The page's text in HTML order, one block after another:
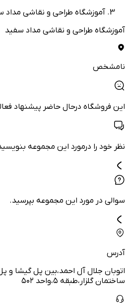
آموزشگاه طراحی و نقاشی مداد
آموزشگاه طراحی و نقاشی مداد سفید
نامشخص
این فروشگاه درحال حاضر پیشنهاد
نظر خود را درمورد این مجموعه
سوالی در مورد این مجموعه بپرسید.
آدرس
اتوبان جلال آل احمد،بین پل گیشا و
ساختمان گلزار،طبقه ۵،واحد ۵۰۲